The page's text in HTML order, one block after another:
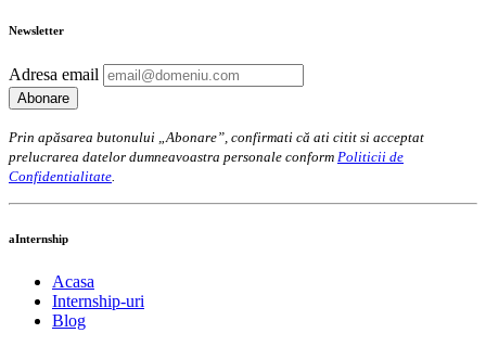
Newsletter
Adresa email
Prin apăsarea butonului „Abonare”, confirmati că ati citit si acceptat
prelucrarea datelor dumneavoastra personale conform Politicii de
Confidentialitate
aInternship
Acasa
Internship-uri
Blog